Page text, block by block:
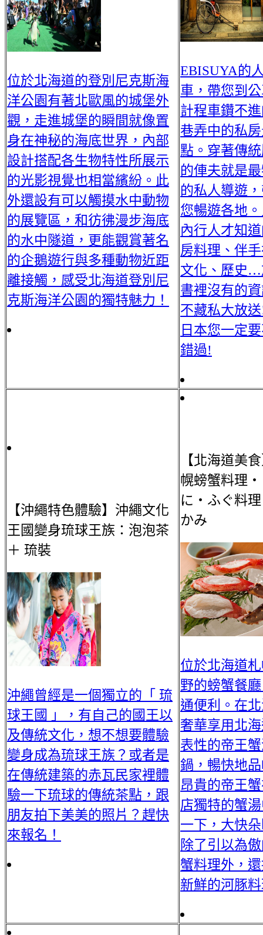
位於北海道的登別尼克斯海
洋公園有著北歐風的城堡外
觀，走進城堡的瞬間就像置
身在神秘的海底世界，內部
設計搭配各生物特性所展示
的光影視覺也相當繽紛。此
外還設有可以觸摸水中動物
的展覽區，和彷彿漫步海底
的水中隧道，更能觀賞著名
的企鵝遊行與多種動物近距
離接觸，感受北海道登別尼
克斯海洋公園的獨特魅力！
EBISUYA的
車，帶您到
計程車鑽不
巷弄中的私
點。穿著傳
的俥夫就是
的私人導遊
您暢遊各地
內行人才知
房料理、伴
文化、歷史…
書裡沒有的
不藏私大放
日本您一定
錯過!
【沖繩特色體驗】沖繩文化
王國變身琉球王族：泡泡茶
＋ 琉裝
沖繩曾經是一個獨立的「 琉
球王國 」，有自己的國王以
及傳統文化，想不想要體驗
變身成為琉球王族？或者是
在傳統建築的赤瓦民家裡體
驗一下琉球的傳統茶點，跟
朋友拍下美美的照片？趕快
來報名！
【北海道美
幌螃蟹料理
に・ふぐ料
かみ
位於北海道
野的螃蟹餐
通便利。在
奢華享用北
表性的帝王
鍋，暢快地
昂貴的帝王
店獨特的蟹
一下，大快
除了引以為
蟹料理外，
新鮮的河豚